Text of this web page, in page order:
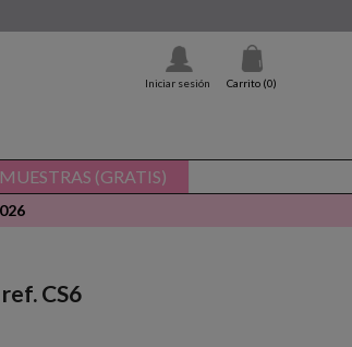
Iniciar sesión Carrito (0)
MUESTRAS (GRATIS)
CS6